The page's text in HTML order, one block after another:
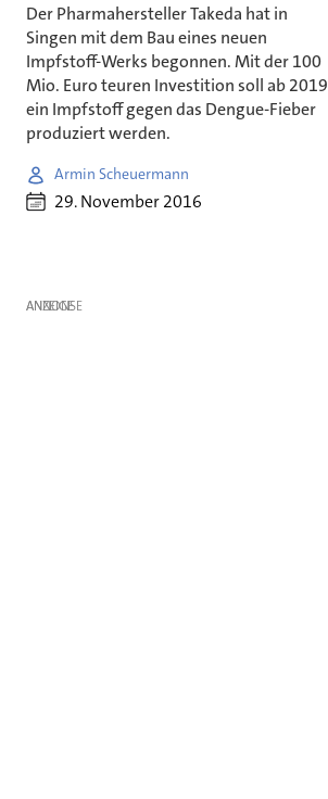
Der Pharmahersteller Takeda hat in
Singen mit dem Bau eines neuen
Impfstoff-Werks begonnen. Mit der 100
Mio. Euro teuren Investition soll ab 2019
ein Impfstoff gegen das Dengue-Fieber
produziert werden.
Armin Scheuermann
29. November 2016
ANZEIGE